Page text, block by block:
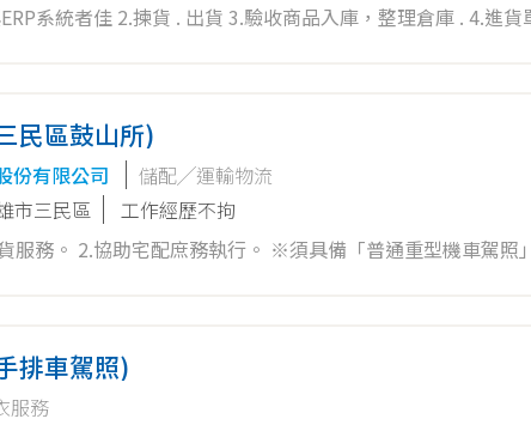
民區鼓山所)
份有限公司
儲配╱運輸物流
市三民區
工作經歷不拘
協助宅配庶務執行。 ※須具備「普通重型機車駕照」 薪資：198元/時~215元/時以上(內
排車駕照)
服務